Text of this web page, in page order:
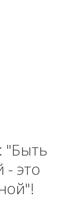
"Быть
это